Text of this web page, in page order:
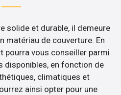
solide et durable, il demeure
matériau de couverture. En
pourra vous conseiller parmi
disponibles, en fonction de
climatiques et
ainsi opter pour une